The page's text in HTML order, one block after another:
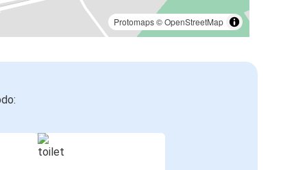
Protomaps©OpenStreetMap